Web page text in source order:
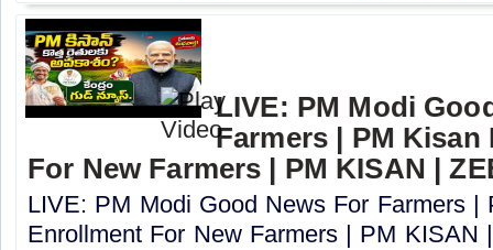
LIVE: PM Modi
Farmers | PM
For New Farmers | PM KISAN |
LIVE: PM Modi Good News For Farmers |
Enrollment For New Farmers | PM KISAN